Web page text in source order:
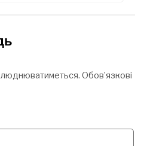
Обов’язкові